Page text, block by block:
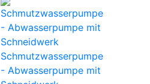
Schmutzwasserpumpe
- Abwasserpumpe mit